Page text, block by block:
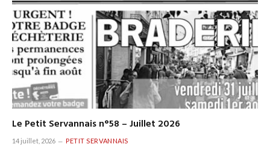
Le Petit Servannais n°58 – Juillet 2026
14 juillet, 2026 PETIT SERVANNAIS